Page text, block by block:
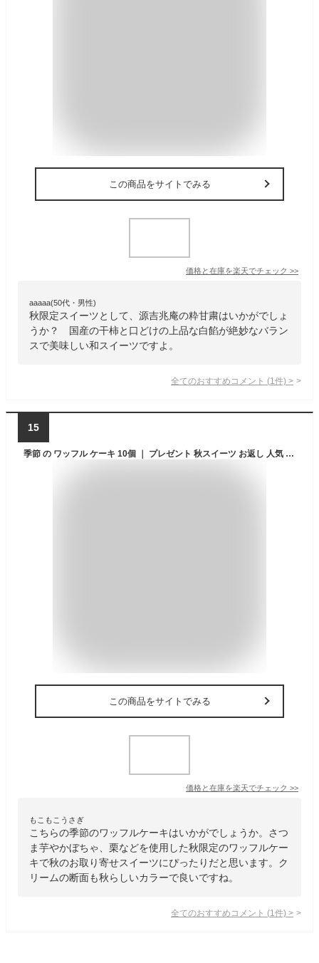
この商品をサイトでみる
価格と在庫を楽天でチェック >>
aaaaa(50代・男性)
秋限定スイーツとして、源吉兆庵の粋甘粛はいかがでしょ
うか？ 国産の干柿と口どけの上品な白餡が絶妙なバラン
スで美味しい和スイーツですよ。
全てのおすすめコメント (1 件) >
15
季節 の ワッフル ケーキ 10個 ｜ プレゼント 秋スイーツ お返し 人気 プレゼント スイーツセット お菓子 おしゃれ ギフト お取り寄せスイーツ 退職 お礼 産休 洋菓子 詰め合わせ 出産内祝い お祝い返し スイーツ ケーキ 期間限定 おやつ贈り物
この商品をサイトでみる
価格と在庫を楽天でチェック >>
もこもこうさぎ
こちらの季節のワッフルケーキはいかがでしょうか。さつ
ま芋やかぼちゃ、栗などを使用した秋限定のワッフルケー
キで秋のお取り寄せスイーツにぴったりだと思います。ク
リームの断面も秋らしいカラーで良いですね。
全てのおすすめコメント (1 件) >